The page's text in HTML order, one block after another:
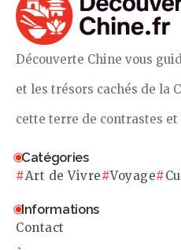
Découverte Chine vous
et les trésors cachés de la
cette terre de contrastes
Catégories
Art de Vivre Voyage
Informations
Contact